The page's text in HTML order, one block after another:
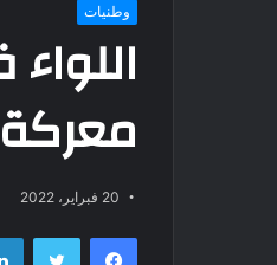
وطنيات
20 فبراير، 2022
فيسبوك تويتر